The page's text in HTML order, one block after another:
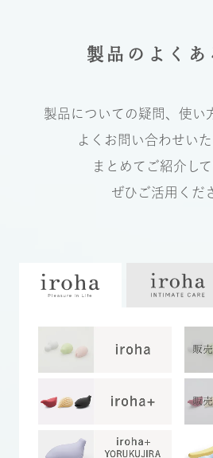
製品のよくあ
製品についての疑問、使い
よくお問い合わせい
まとめてご紹介して
ぜひご活用くだ